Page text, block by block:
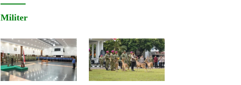
Militer